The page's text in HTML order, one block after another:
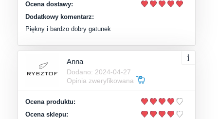
Ocena dostawy:
Dodatkowy komentarz:
Piękny i bardzo dobry gatunek
Anna
Dodano: 2024-04-27
Opinia zweryfikowana
Ocena produktu:
Ocena sklepu: